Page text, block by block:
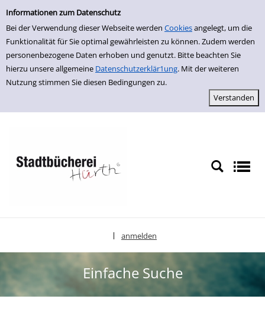
Einfache Suche
Informationen zum Datenschutz
Bei der Verwendung dieser Webseite werden Cookiesangelegt, um die
Funktionalität für Sie optimal gewährleisten zu können. Zudem werden
personenbezogene Daten erhoben und genutzt. Bitte beachten Sie
hierzu unsere allgemeine Datenschutzerklär1ung. Mit der weiteren
Nutzung stimmen Sie diesen Bedingungen zu.
zur Navigation springen
zum Inhalt springen
Zur Detailanzeige springen
anmelden
Einfache Suche